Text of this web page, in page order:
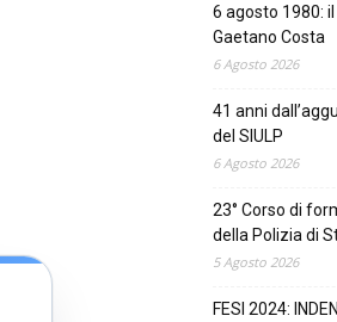
6 agosto 1980:
Gaetano Costa
6 Agosto 2026
41 anni
del SIULP
6 Agosto 2026
23° Corso di
della Polizia di
5 Agosto 2026
FESI 2024: